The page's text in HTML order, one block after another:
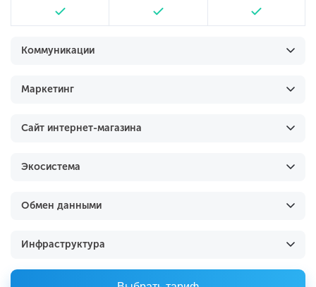
Коммуникации
Маркетинг
Сайт интернет-магазина
Экосистема
Обмен данными
Инфраструктура